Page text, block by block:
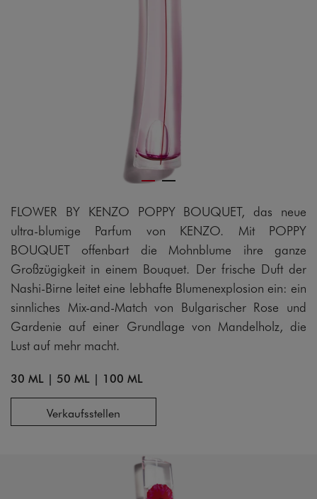
FLOWER BY KENZO POPPY BOUQUET, das neue
ultra-blumige Parfum von KENZO. Mit POPPY
BOUQUET offenbart die Mohnblume ihre ganze
Großzügigkeit in einem Bouquet. Der frische Duft der
Nashi-Birne leitet eine lebhafte Blumenexplosion ein: ein
sinnliches Mix-and-Match von Bulgarischer Rose und
Gardenie auf einer Grundlage von Mandelholz, die
Lust auf mehr macht.
30 ML | 50 ML | 100 ML
Verkaufsstellen